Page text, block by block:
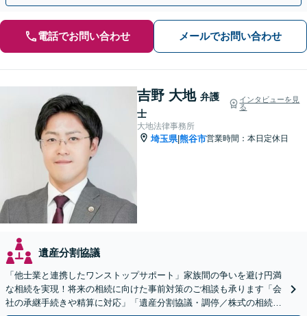
電話でお問い合わせ メールでお問い合わせ
吉野 大地 弁護
士
インタビューを見
る
大地法律事務所
埼玉県|熊谷市営業時間：本日定休日
遺産分割協議
「他士業と連携したワンストップサポート」家族間の争いを避け円満
な相続を実現！将来の相続に向けた事前対策のご相談も承ります「会
社の承継手続きや精算に対応」「遺産分割協議・調停／株式の相続／